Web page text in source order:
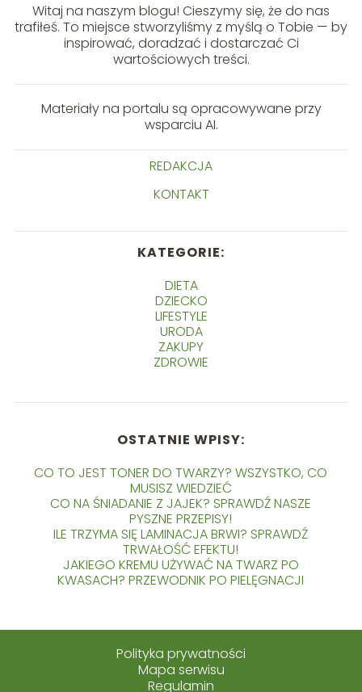
Witaj na naszym blogu! Cieszymy się, że do nas
trafiłeś. To miejsce stworzyliśmy z myślą o Tobie — by
inspirować, doradzać i dostarczać Ci
wartościowych treści.
Materiały na portalu są opracowywane przy
wsparciu AI.
REDAKCJA
KONTAKT
KATEGORIE:
DIETA
DZIECKO
LIFESTYLE
URODA
ZAKUPY
ZDROWIE
OSTATNIE WPISY:
CO TO JEST TONER DO TWARZY? WSZYSTKO, CO
MUSISZ WIEDZIEĆ
CO NA ŚNIADANIE Z JAJEK? SPRAWDŹ NASZE
PYSZNE PRZEPISY!
ILE TRZYMA SIĘ LAMINACJA BRWI? SPRAWDŹ
TRWAŁOŚĆ EFEKTU!
JAKIEGO KREMU UŻYWAĆ NA TWARZ PO
KWASACH? PRZEWODNIK PO PIELĘGNACJI
Polityka prywatności
Mapa serwisu
Regulamin